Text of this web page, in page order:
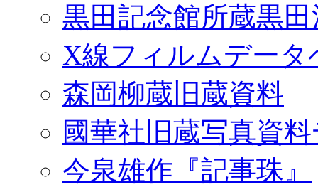
黒田記念館所蔵黒
X線フィルムデータ
森岡柳蔵旧蔵資料
國華社旧蔵写真資
今泉雄作『記事珠』